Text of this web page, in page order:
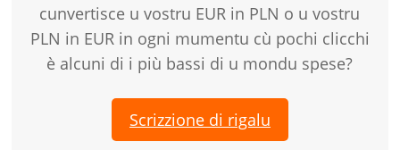
cunvertisce u vostru EUR in PLN o u vostru
PLN in EUR in ogni mumentu cù pochi clicchi
è alcuni di i più bassi di u mondu spese?
Scrizzione di rigalu